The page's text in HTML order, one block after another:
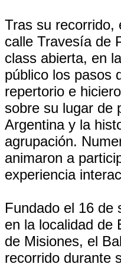
Tras su recorrido,
calle Travesía de
class abierta, en
público los pasos
repertorio e
sobre su lugar de
Argentina y la
agrupación.
animaron a
experiencia
Fundado el 16 de
en la localidad de
de Misiones, el
recorrido durante